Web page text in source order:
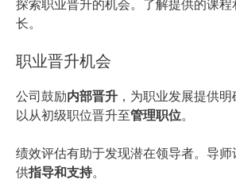
探索职业晋升的机会。了解提供的课
长。
职业晋升机会
公司鼓励内部晋升 ，为职业发展提供
以从初级职位晋升至管理职位。
绩效评估有助于发现潜在领导者。导
供指导和支持。